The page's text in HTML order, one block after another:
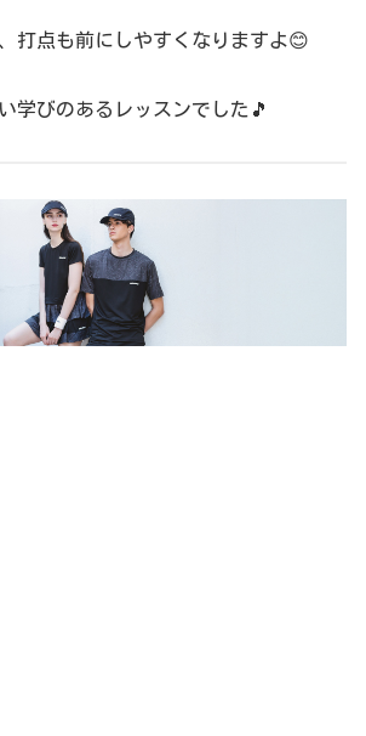
打点も前にしやすくなりますよ😊
学びのあるレッスンでした🎵